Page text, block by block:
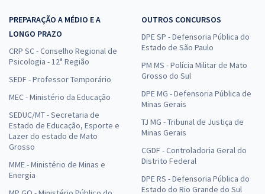
PREPARAÇÃO A MÉDIO E A
LONGO PRAZO
CRP SC - Conselho Regional de
Psicologia - 12ª Região
SEDF - Professor Temporário
MEC - Ministério da Educação
SEDUC/MT - Secretaria de
Estado de Educação, Esporte e
Lazer do estado de Mato
Grosso
MME - Ministério de Minas e
Energia
OUTROS CONCURSOS
DPE SP - Defensoria Pública do
Estado de São Paulo
PM MS - Polícia Militar de Mato
Grosso do Sul
DPE MG - Defensoria Pública de
Minas Gerais
TJ MG - Tribunal de Justiça de
Minas Gerais
CGDF - Controladoria Geral do
Distrito Federal
DPE RS - Defensoria Pública do
Estado do Rio Grande do Sul